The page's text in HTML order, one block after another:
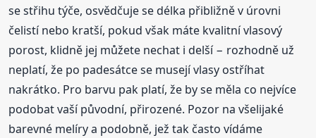
se střihu týče, osvědčuje se délka přibližně v úrovni
čelistí nebo kratší, pokud však máte kvalitní vlasový
porost, klidně jej můžete nechat i delší − rozhodně už
neplatí, že po padesátce se musejí vlasy ostříhat
nakrátko. Pro barvu pak platí, že by se měla co nejvíce
podobat vaší původní, přirozené. Pozor na všelijaké
barevné melíry a podobně, jež tak často vídáme